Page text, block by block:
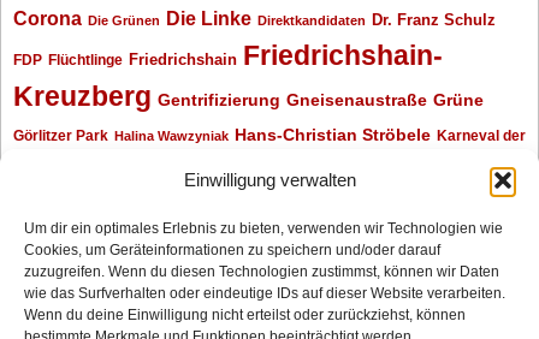
Einwilligung verwalten
Um dir ein optimales Erlebnis zu bieten, verwenden wir Technologien wie
Cookies, um Geräteinformationen zu speichern und/oder darauf
zuzugreifen. Wenn du diesen Technologien zustimmst, können wir Daten
wie das Surfverhalten oder eindeutige IDs auf dieser Website verarbeiten.
Wenn du deine Einwilligung nicht erteilst oder zurückziehst, können
Corona Die Grünen Die Linke Direktkandidaten Dr. Franz Schulz
FDP Flüchtlinge Friedrichshain Friedrichshain-
Kreuzberg Gentrifizierung Gneisenaustraße Grüne
Görlitzer Park Halina Wawzyniak Hans-Christian Ströbele Karneval der
Neukölln Oliver Nöll Oranienplatz Piraten Piratenpartei Polizeimeldungen
Redaktionsgespräch Senat SPD